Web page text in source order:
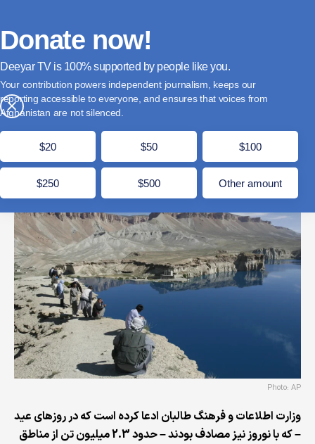
×
Donate now!
Deeyar TV is supported by people like you.
Your contribution powers independent journalism, keeps our
reporting accessible to everyone, and ensures that voices from
Afghanistan are not silenced.
$20 $50 $100
$250 $500 Other amount
طالبان: در روزهای عید ۲.۳ میلیون تن از مناطق
تفریحی کشور بازدید کردند
Photo: AP
وزارت اطلاعات و فرهنگ طالبان ادعا کرده است که در روزهای عید
– که با نوروز نیز مصادف بودند – حدود 2.3 میلیون تن از مناطق